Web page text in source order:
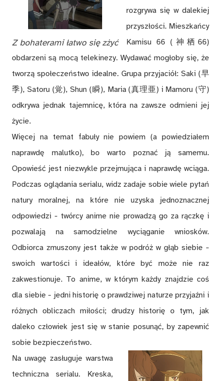
Z bohaterami łatwo się zżyć
rozgrywa się w dalekiej
przyszłości. Mieszkańcy
Kamisu 66 (神栖66)
obdarzeni są mocą telekinezy. Wydawać mogłoby się, że
tworzą społeczeństwo idealne. Grupa przyjaciół: Saki (早
季), Satoru (覚), Shun (瞬), Maria (真理亜) i Mamoru (守)
odkrywa jednak tajemnicę, która na zawsze odmieni jej
życie.
Więcej na temat fabuły nie powiem (a powiedziałem
naprawdę malutko), bo warto poznać ją samemu.
Opowieść jest niezwykle przejmująca i naprawdę wciąga.
Podczas oglądania serialu, widz zadaje sobie wiele pytań
natury moralnej, na które nie uzyska jednoznacznej
odpowiedzi - twórcy anime nie prowadzą go za rączkę i
pozwalają na samodzielne wyciąganie wniosków.
Odbiorca zmuszony jest także w podróż w głąb siebie -
swoich wartości i ideałów, które być może nie raz
zakwestionuje. To anime, w którym każdy znajdzie coś
dla siebie - jedni historię o prawdziwej naturze przyjaźni i
różnych obliczach miłości; drudzy historię o tym, jak
daleko człowiek jest się w stanie posunąć, by zapewnić
sobie bezpieczeństwo.
Na uwagę zasługuje warstwa
techniczna serialu. Kreska,